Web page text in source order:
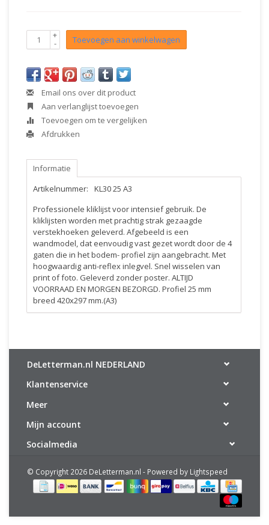
+
- Toevoegen aan winkelwagen
Email ons over dit product
Aan verlanglijst toevoegen
Toevoegen om te vergelijken
Afdrukken
Informatie
Artikelnummer:
KL30 25 A3
Professionele kliklijst voor intensief gebruik. De
kliklijsten worden met prachtig strak gezaagde
verstekhoeken geleverd. Afgebeeld is een
wandmodel, dat eenvoudig vast gezet wordt door de 4
gaten die in het bodem- profiel zijn aangebracht. Met
hoogwaardig anti-reflex inlegvel. Snel wisselen van
print of foto. Geleverd zonder poster. ALTIJD
VOORRAAD EN MORGEN BEZORGD. Profiel 25 mm
breed 420x297 mm.(A3)
DeLetterman.nl NEDERLAND
Klantenservice
Meer
Mijn account
Socialmedia
© Copyright 2026 DeLetterman.nl - Powered by Lightspeed